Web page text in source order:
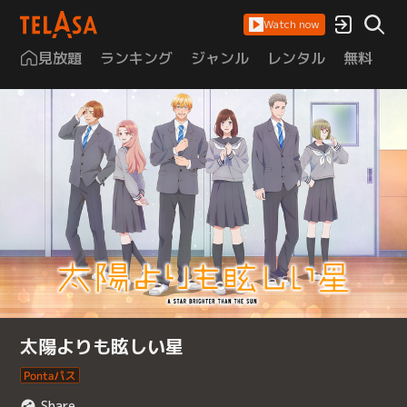
Watch now
見放題 ランキング ジャンル レンタル 無料
太陽よりも眩しい星